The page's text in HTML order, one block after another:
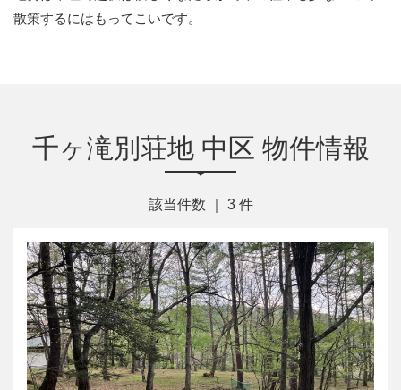
散策するにはもってこいです。
千ヶ滝別荘地 中区 物件情報
該当件数 ｜ 3件